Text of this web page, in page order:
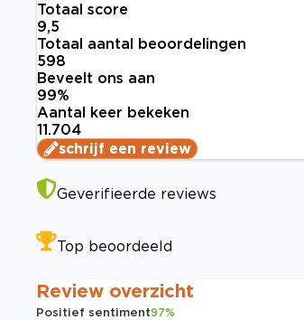
Totaal score
9,5
Totaal aantal beoordelingen
598
Beveelt ons aan
99%
Aantal keer bekeken
11.704
schrijf een review
Geverifieerde reviews
Top beoordeeld
Review overzicht
Positief sentiment97%